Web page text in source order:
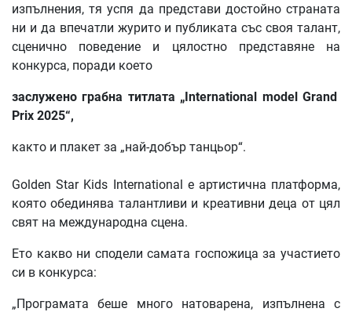
изпълнения, тя успя да представи достойно страната
ни и да впечатли журито и публиката със своя талант,
сценично поведение и цялостно представяне на
конкурса, поради което
заслужено грабна титлата „International model Grand
Prix 2025“,
както и плакет за „най-добър танцьор“.
Golden Star Kids International е артистична платформа,
която обединява талантливи и креативни деца от цял
свят на международна сцена.
Ето какво ни сподели самата госпожица за участието
си в конкурса:
„Програмата беше много натоварена, изпълнена с